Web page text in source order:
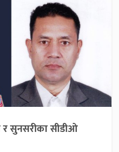
सुनसरीका सीडीओ